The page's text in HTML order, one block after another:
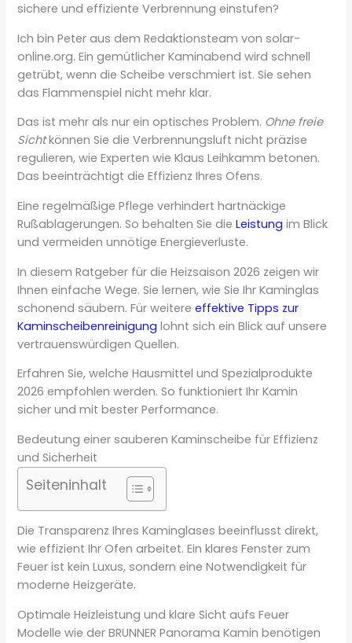
sichere und effiziente Verbrennung einstufen?
Ich bin Peter aus dem Redaktionsteam von solar-
online.org. Ein gemütlicher Kaminabend wird schnell
getrübt, wenn die Scheibe verschmiert ist. Sie sehen
das Flammenspiel nicht mehr klar.
Das ist mehr als nur ein optisches Problem. Ohne freie
Sichtkönnen Sie die Verbrennungsluft nicht präzise
regulieren, wie Experten wie Klaus Leihkamm betonen.
Das beeinträchtigt die Effizienz Ihres Ofens.
Eine regelmäßige Pflege verhindert hartnäckige
Rußablagerungen. So behalten Sie dieLeistung im Blick
und vermeiden unnötige Energieverluste.
In diesem Ratgeber für die Heizsaison 2026 zeigen wir
Ihnen einfache Wege. Sie lernen, wie Sie Ihr Kaminglas
schonend säubern. Für weitereeffektive Tipps zur
Kaminscheibenreinigung lohnt sich ein Blick auf unsere
vertrauenswürdigen Quellen.
Erfahren Sie, welche Hausmittel und Spezialprodukte
2026 empfohlen werden. So funktioniert Ihr Kamin
sicher und mit bester Performance.
Bedeutung einer sauberen Kaminscheibe für Effizienz
und Sicherheit
Seiteninhalt
Die Transparenz Ihres Kaminglases beeinflusst direkt,
wie effizient Ihr Ofen arbeitet. Ein klares Fenster zum
Feuer ist kein Luxus, sondern eine Notwendigkeit für
moderne Heizgeräte.
Optimale Heizleistung und klare Sicht aufs Feuer
Modelle wie der BRUNNER Panorama Kamin benötigen